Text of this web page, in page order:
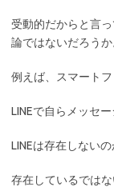
受動的だからと言
論ではないだろうか
例えば、スマートフ
LINEで自らメッセ
LINEは存在しないの
存在しているではな